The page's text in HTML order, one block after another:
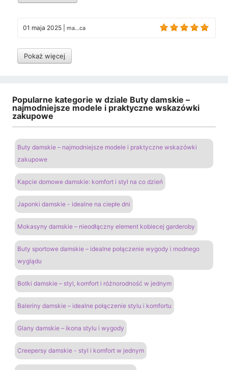
01 maja 2025 ma...ca
Pokaż więcej
Popularne kategorie w dziale Buty damskie –
najmodniejsze modele i praktyczne wskazówki
zakupowe
Buty damskie – najmodniejsze modele i praktyczne wskazówki
zakupowe
Kapcie domowe damskie: komfort i styl na co dzień
Japonki damskie - idealne na ciepłe dni
Mokasyny damskie – nieodłączny element kobiecej garderoby
Buty sportowe damskie – idealne połączenie wygody i modnego
wyglądu
Botki damskie – styl, komfort i różnorodność w jednym
Baleriny damskie – idealne połączenie stylu i komfortu
Glany damskie – ikona stylu i wygody
Creepersy damskie - styl i komfort w jednym